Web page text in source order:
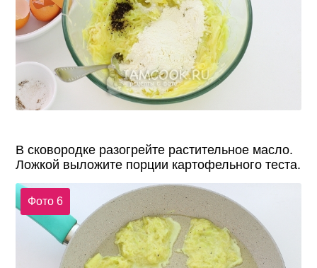
В сковородке разогрейте растительное масло.
Ложкой выложите порции картофельного теста.
Фото 6